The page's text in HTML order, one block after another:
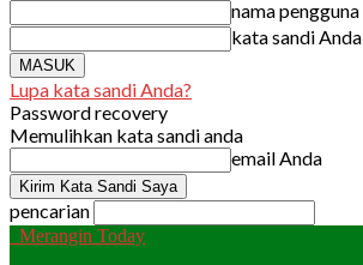
nama pengguna
kata sandi Anda
Lupa kata sandi Anda?
Password recovery
Memulihkan kata sandi anda
email Anda
pencarian
Merangin Today